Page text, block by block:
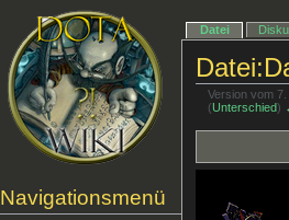
Version vom
(Unterschied)
Navigationsmenü
Datei